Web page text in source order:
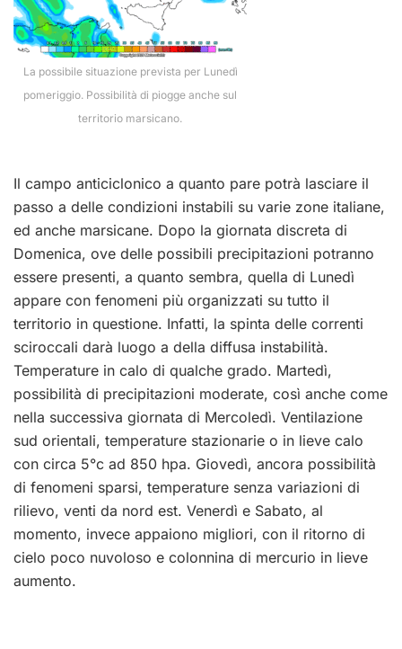
La possibile situazione prevista per Lunedì
pomeriggio. Possibilità di piogge anche sul
territorio marsicano.
Il campo anticiclonico a quanto pare potrà lasciare il
passo a delle condizioni instabili su varie zone italiane,
ed anche marsicane. Dopo la giornata discreta di
Domenica, ove delle possibili precipitazioni potranno
essere presenti, a quanto sembra, quella di Lunedì
appare con fenomeni più organizzati su tutto il
territorio in questione. Infatti, la spinta delle correnti
sciroccali darà luogo a della diffusa instabilità.
Temperature in calo di qualche grado. Martedì,
possibilità di precipitazioni moderate, così anche come
nella successiva giornata di Mercoledì. Ventilazione
sud orientali, temperature stazionarie o in lieve calo
con circa 5°c ad 850 hpa. Giovedì, ancora possibilità
di fenomeni sparsi, temperature senza variazioni di
rilievo, venti da nord est. Venerdì e Sabato, al
momento, invece appaiono migliori, con il ritorno di
cielo poco nuvoloso e colonnina di mercurio in lieve
aumento.